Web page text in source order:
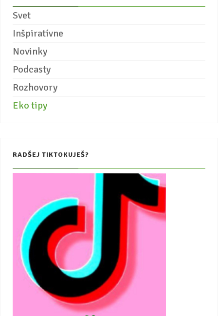
Svet
Inšpiratívne
Novinky
Podcasty
Rozhovory
Eko tipy
RADŠEJ TIKTOKUJEŠ?